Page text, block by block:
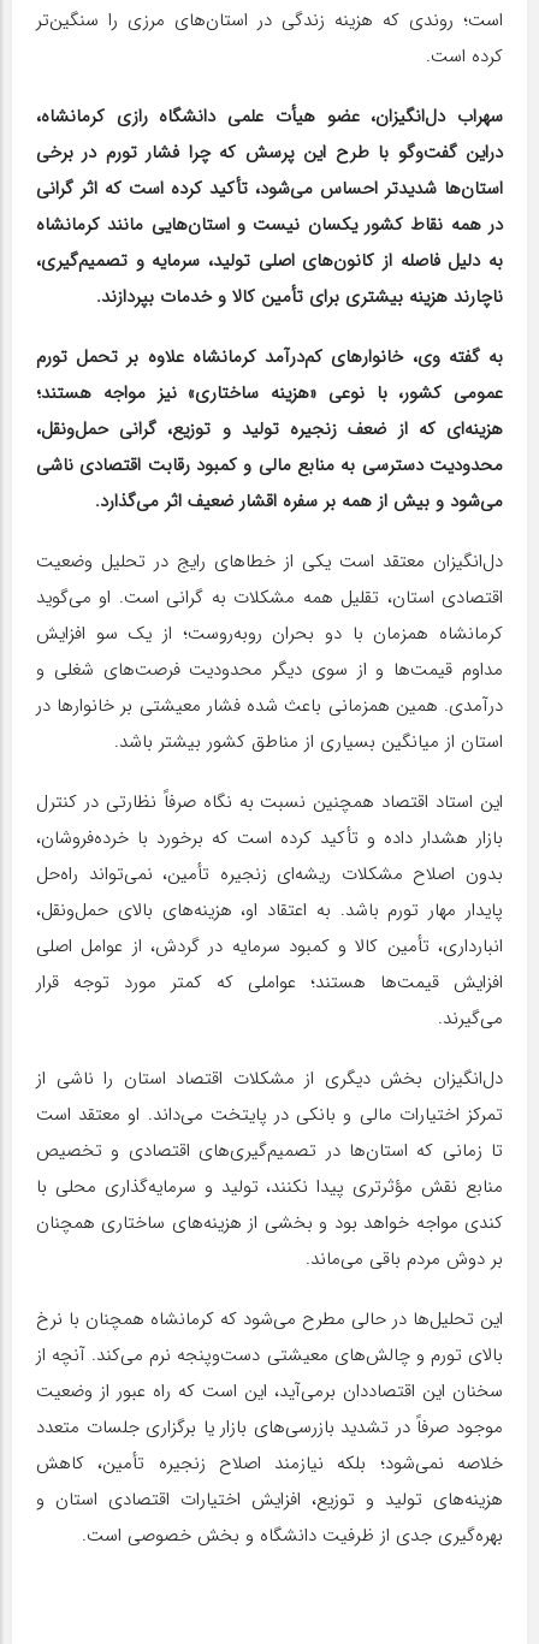
است؛ روندی که هزینه زندگی در استان‌های مرزی را سنگین‌تر
کرده است.
سهراب دل‌انگیزان، عضو هیأت علمی دانشگاه رازی کرمانشاه،
دراین گفت‌وگو با طرح این پرسش که چرا فشار تورم در برخی
استان‌ها شدیدتر احساس می‌شود، تأکید کرده است که اثر گرانی
در همه نقاط کشور یکسان نیست و استان‌هایی مانند کرمانشاه
به دلیل فاصله از کانون‌های اصلی تولید، سرمایه و تصمیم‌گیری،
ناچارند هزینه بیشتری برای تأمین کالا و خدمات بپردازند.
به گفته وی، خانوارهای کم‌درآمد کرمانشاه علاوه بر تحمل تورم
عمومی کشور، با نوعی «هزینه ساختاری» نیز مواجه هستند؛
هزینه‌ای که از ضعف زنجیره تولید و توزیع، گرانی حمل‌ونقل،
محدودیت دسترسی به منابع مالی و کمبود رقابت اقتصادی ناشی
می‌شود و بیش از همه بر سفره اقشار ضعیف اثر می‌گذارد.
دل‌انگیزان معتقد است یکی از خطاهای رایج در تحلیل وضعیت
اقتصادی استان، تقلیل همه مشکلات به گرانی است. او می‌گوید
کرمانشاه همزمان با دو بحران روبه‌روست؛ از یک سو افزایش
مداوم قیمت‌ها و از سوی دیگر محدودیت فرصت‌های شغلی و
درآمدی. همین همزمانی باعث شده فشار معیشتی بر خانوارها در
استان از میانگین بسیاری از مناطق کشور بیشتر باشد.
این استاد اقتصاد همچنین نسبت به نگاه صرفاً نظارتی در کنترل
بازار هشدار داده و تأکید کرده است که برخورد با خرده‌فروشان،
بدون اصلاح مشکلات ریشه‌ای زنجیره تأمین، نمی‌تواند راه‌حل
پایدار مهار تورم باشد. به اعتقاد او، هزینه‌های بالای حمل‌ونقل،
انبارداری، تأمین کالا و کمبود سرمایه در گردش، از عوامل اصلی
افزایش قیمت‌ها هستند؛ عواملی که کمتر مورد توجه قرار
می‌گیرند.
دل‌انگیزان بخش دیگری از مشکلات اقتصاد استان را ناشی از
تمرکز اختیارات مالی و بانکی در پایتخت می‌داند. او معتقد است
تا زمانی که استان‌ها در تصمیم‌گیری‌های اقتصادی و تخصیص
منابع نقش مؤثرتری پیدا نکنند، تولید و سرمایه‌گذاری محلی با
کندی مواجه خواهد بود و بخشی از هزینه‌های ساختاری همچنان
بر دوش مردم باقی می‌ماند.
این تحلیل‌ها در حالی مطرح می‌شود که کرمانشاه همچنان با نرخ
بالای تورم و چالش‌های معیشتی دست‌وپنجه نرم می‌کند. آنچه از
سخنان این اقتصاددان برمی‌آید، این است که راه عبور از وضعیت
موجود صرفاً در تشدید بازرسی‌های بازار یا برگزاری جلسات متعدد
خلاصه نمی‌شود؛ بلکه نیازمند اصلاح زنجیره تأمین، کاهش
هزینه‌های تولید و توزیع، افزایش اختیارات اقتصادی استان و
بهره‌گیری جدی از ظرفیت دانشگاه و بخش خصوصی است.